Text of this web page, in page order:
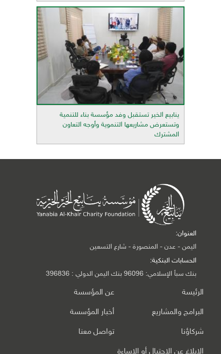
ينابيع الخير تستقبل وفد مؤسسة بناء للتنمية
وتستعرض مشاريعها التنموية وأوجه التعاون
المشترك
العنوان:
اليمن - عدن - المنصورة - شارع التسعين
الحسابات البنكية:
بنك سبأ الإسلامي: 96096 بنك اليمن الدولي : 396836
الرئيسة عن المؤسسة
البرامج والمشاريع أخبار المؤسسة
شركاؤنا تواصل معنا
الإبلاغ عن الاحتيال أو الإساءة